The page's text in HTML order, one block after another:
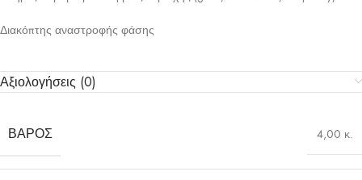
Διακόπτης αναστροφής φάσης
Αξιολογήσεις (0)
ΒΆΡΟΣ 4,00 κ.